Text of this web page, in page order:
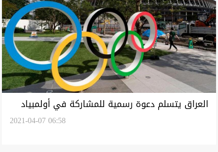
العراق يتسلم دعوة رسمية للمشاركة في أولمبياد
2021-04-07 06:58